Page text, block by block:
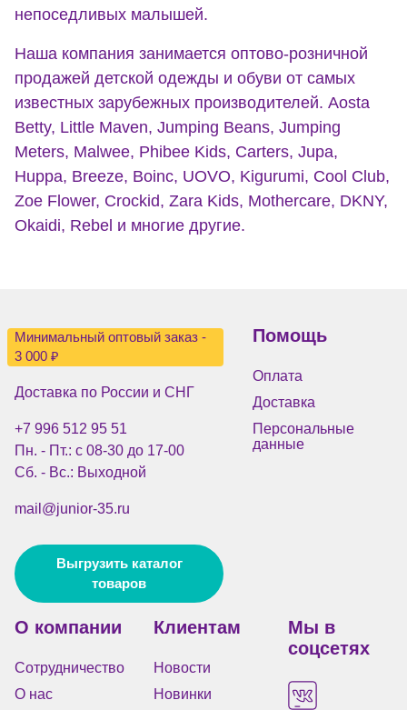
непоседливых малышей.
Наша компания занимается оптово-розничной
продажей детской одежды и обуви от самых
известных зарубежных производителей. Aosta
Betty, Little Maven, Jumping Beans, Jumping
Meters, Malwee, Phibee Kids, Carters, Jupa,
Huppa, Breeze, Boinc, UOVO, Kigurumi, Cool Club,
Zoe Flower, Crockid, Zara Kids, Mothercare, DKNY,
Okaidi, Rebel и многие другие.
Минимальный оптовый заказ -
3 000 ₽
Доставка по России и СНГ
+7 996 512 95 51
Пн. - Пт.: с 08-30 до 17-00
Сб. - Вс.: Выходной
mail@junior-35.ru
Выгрузить каталог
товаров
Помощь
Оплата
Доставка
Персональные
данные
О компании
Сотрудничество
О нас
Клиентам
Новости
Новинки
Мы в
соцсетях